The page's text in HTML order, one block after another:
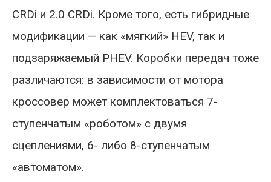
CRDi и 2.0 CRDi. Кроме того, есть гибридные
модификации — как «мягкий» HEV, так и
подзаряжаемый PHEV. Коробки передач тоже
различаются: в зависимости от мотора
кроссовер может комплектоваться 7-
ступенчатым «роботом» с двумя
сцеплениями, 6- либо 8-ступенчатым
«автоматом».